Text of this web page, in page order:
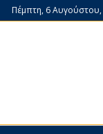
Πέμπτη, 6 Αυγούστου,